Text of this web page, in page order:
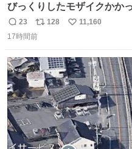
びっくりしたモザイクかか
返
信
23
リ
ポ
ト
数
128
い
数
11,160
17時間前